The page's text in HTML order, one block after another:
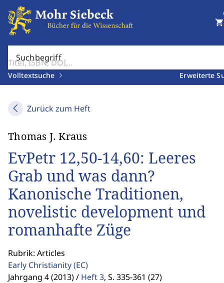
Suchbegriff
Volltextsuche Erweiterte
shopping_cart
Zurück zum Heft
Thomas J. Kraus
EvPetr 12,50-14,60: Leeres
Grab und was dann?
Kanonische Traditionen,
novelistic development und
romanhafte Züge
Rubrik: Articles
Early Christianity(EC)
Jahrgang 4 (2013) / Heft 3, S. 335-361 (27)